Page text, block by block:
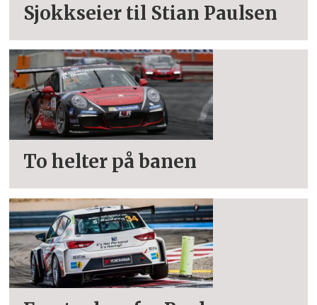
Sjokkseier til Stian Paulsen
To helter på banen